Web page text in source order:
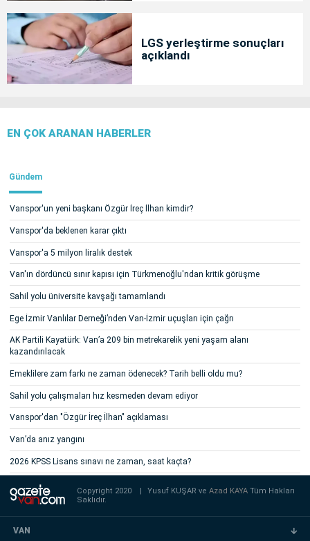
LGS yerleştirme sonuçları
açıklandı
EN ÇOK ARANAN HABERLER
Gündem
Vanspor'un yeni başkanı Özgür İreç İlhan kimdir?
Vanspor'da beklenen karar çıktı
Vanspor'a 5 milyon liralık destek
Van'ın dördüncü sınır kapısı için Türkmenoğlu'ndan kritik görüşme
Sahil yolu üniversite kavşağı tamamlandı
Ege İzmir Vanlılar Derneği’nden Van-İzmir uçuşları için çağrı
AK Partili Kayatürk: Van’a 209 bin metrekarelik yeni yaşam alanı
kazandırılacak
Emeklilere zam farkı ne zaman ödenecek? Tarih belli oldu mu?
Sahil yolu çalışmaları hız kesmeden devam ediyor
Vanspor'dan "Özgür İreç İlhan" açıklaması
Van’da anız yangını
2026 KPSS Lisans sınavı ne zaman, saat kaçta?
Copyright 2020 Yusuf KUŞAR veAzad KAYATüm Hakları
Saklıdır.
VAN